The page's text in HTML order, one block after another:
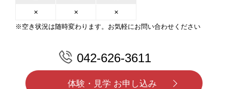
✕ ✕ ✕
※空き状況は随時変わります。お気軽にお問い合わせください
042-626-3611
体験・見学 お申し込み